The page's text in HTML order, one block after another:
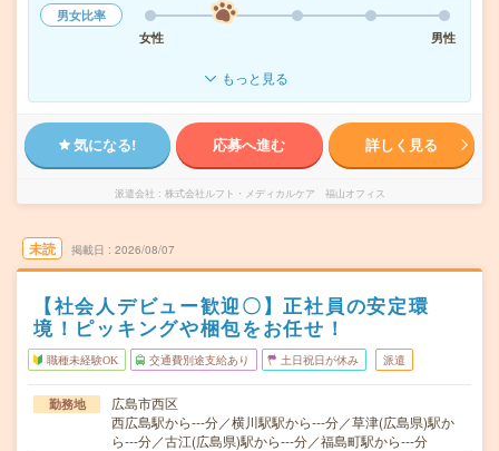
男女比率
女性
男性
もっと見る
気になる! 応募へ進む 詳しく見る
派遣会社 株式会社ルフト・メディカルケア 福山オフィス
未読 掲載日 2026/08/07
【社会人デビュー歓迎〇】正社員の安定環
境！ピッキングや梱包をお任せ！
職種未経験OK 交通費別途支給あり 土日祝日が休み 派遣
勤務地
広島市西区
西広島駅から---分／横川駅駅から---分／草津(広島県)駅か
ら---分／古江(広島県)駅から---分／福島町駅から---分